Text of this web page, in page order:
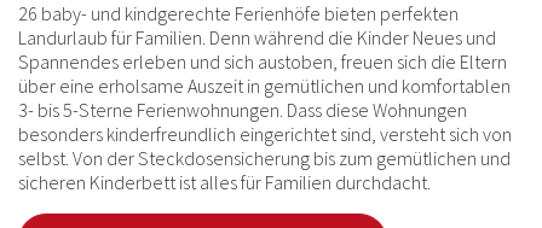
26 baby- und kindgerechte Ferienhöfe bieten perfekten
Landurlaub für Familien. Denn während die Kinder Neues und
Spannendes erleben und sich austoben, freuen sich die Eltern
über eine erholsame Auszeit in gemütlichen und komfortablen
3- bis 5-Sterne Ferienwohnungen. Dass diese Wohnungen
besonders kinderfreundlich eingerichtet sind, versteht sich von
selbst. Von der Steckdosensicherung bis zum gemütlichen und
sicheren Kinderbett ist alles für Familien durchdacht.